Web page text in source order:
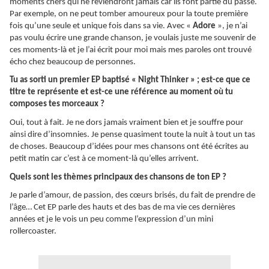
moments chers qui ne reviendront jamais car ils font partie du passé.
Par exemple, on ne peut tomber amoureux pour la toute première
fois qu’une seule et unique fois dans sa vie. Avec « Adore », je n’ai
pas voulu écrire une grande chanson, je voulais juste me souvenir de
ces moments-là et je l’ai écrit pour moi mais mes paroles ont trouvé
écho chez beaucoup de personnes.
Tu as sorti un premier EP baptisé « Night Thinker » ; est-ce que ce
titre te représente et est-ce une référence au moment où tu
composes tes morceaux ?
Oui, tout à fait. Je ne dors jamais vraiment bien et je souffre pour
ainsi dire d’insomnies. Je pense quasiment toute la nuit à tout un tas
de choses. Beaucoup d’idées pour mes chansons ont été écrites au
petit matin car c’est à ce moment-là qu’elles arrivent.
Quels sont les thèmes principaux des chansons de ton EP ?
Je parle d’amour, de passion, des cœurs brisés, du fait de prendre de
l’âge… Cet EP parle des hauts et des bas de ma vie ces dernières
années et je le vois un peu comme l’expression d’un mini
rollercoaster.